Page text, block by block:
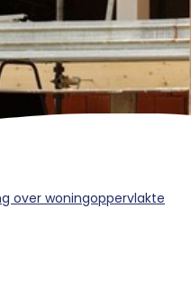
over woningoppervlakte